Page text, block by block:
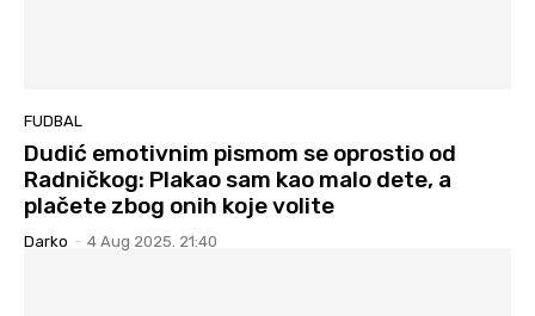
FUDBAL
Dudić emotivnim pismom se oprostio od
Radničkog: Plakao sam kao malo dete, a
plačete zbog onih koje volite
Darko - 4 Aug 2025. 21:40